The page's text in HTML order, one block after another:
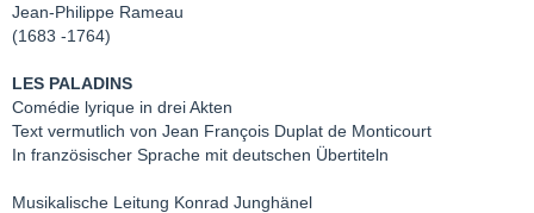
Jean-Philippe Rameau
(1683 -1764)
LES PALADINS
Comédie lyrique in drei Akten
Text vermutlich von Jean François Duplat de Monticourt
In französischer Sprache mit deutschen Übertiteln
Musikalische Leitung Konrad Junghänel